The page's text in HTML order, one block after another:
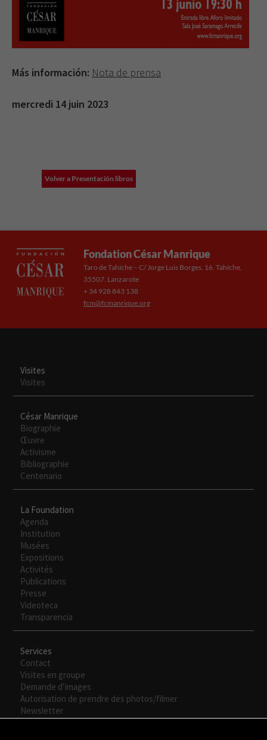
Más información: Nota de prensa
mercredi 14 juin 2023
Volver a Presentación libros
Fondation César Manrique
Taro de Tahíche – C/ Jorge Luis Borges, 16. Tahíche,
35507. Lanzarote
+ 34 928 843 138
fcm@fcmanrique.org
Visites
Visites
César Manrique
Biographie
Œuvre
Activisme
Bibliographie
Centenario
La Foundation
Agenda
Institution
Musées
Expositions
Activités
Publications
Presse
Videoteca
Transparencia
Services
Contact
Visites en groupe
Demande d’images
Autorisation de prendre des photos/filmer
Newsletter